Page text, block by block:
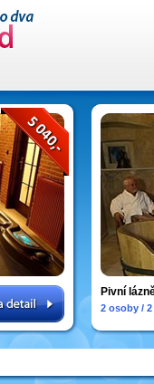
Pivní
2 osoby /